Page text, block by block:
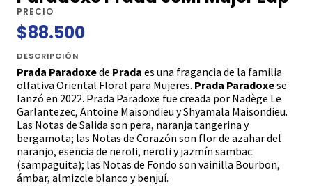
PRECIO
$88.500
DESCRIPCIÓN
Prada Paradoxede Prada es una fragancia de la familia
olfativa Oriental Floral para Mujeres. Prada Paradoxese
lanzó en 2022. Prada Paradoxe fue creada por Nadège Le
Garlantezec, Antoine Maisondieu y Shyamala Maisondieu.
Las Notas de Salida son pera, naranja tangerina y
bergamota; las Notas de Corazón son flor de azahar del
naranjo, esencia de neroli, neroli y jazmín sambac
(sampaguita); las Notas de Fondo son vainilla Bourbon,
ámbar, almizcle blanco y benjuí.